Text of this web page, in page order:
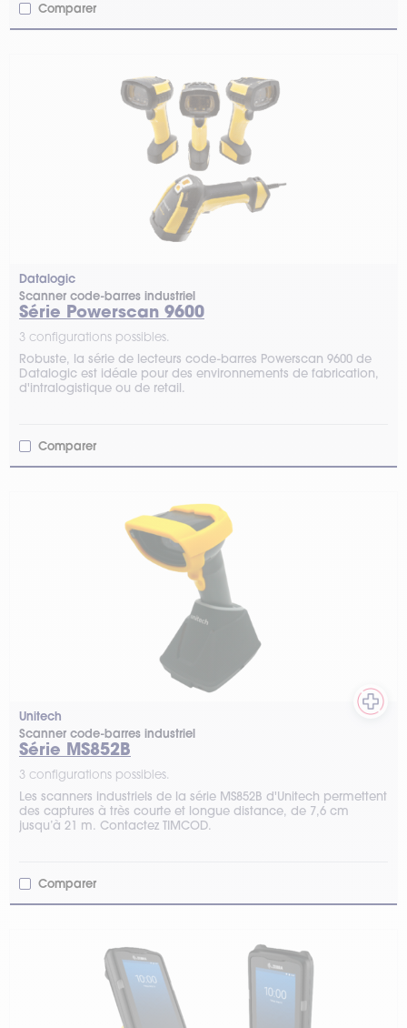
Comparer
Datalogic
Scanner code-barres industriel
Série Powerscan 9600
3 configurations possibles.
Robuste, la série de lecteurs code-barres Powerscan 9600 de
Datalogic est idéale pour des environnements de fabrication,
d'intralogistique ou de retail.
Comparer
Unitech
Scanner code-barres industriel
Série MS852B
3 configurations possibles.
Les scanners industriels de la série MS852B d'Unitech permettent
des captures à très courte et longue distance, de 7,6 cm
jusqu’à 21 m. Contactez TIMCOD.
Comparer